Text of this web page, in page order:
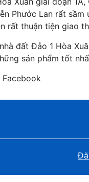
Phước Lan rất sầm
rất thuận tiện giao
đất Đảo 1 Hòa
sản phẩm tốt